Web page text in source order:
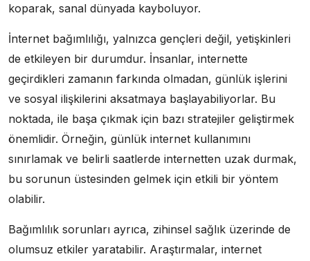
koparak, sanal dünyada kayboluyor.
İnternet bağımlılığı, yalnızca gençleri değil, yetişkinleri
de etkileyen bir durumdur. İnsanlar, internette
geçirdikleri zamanın farkında olmadan, günlük işlerini
ve sosyal ilişkilerini aksatmaya başlayabiliyorlar. Bu
noktada, ile başa çıkmak için bazı stratejiler geliştirmek
önemlidir. Örneğin, günlük internet kullanımını
sınırlamak ve belirli saatlerde internetten uzak durmak,
bu sorunun üstesinden gelmek için etkili bir yöntem
olabilir.
Bağımlılık sorunları ayrıca, zihinsel sağlık üzerinde de
olumsuz etkiler yaratabilir. Araştırmalar, internet